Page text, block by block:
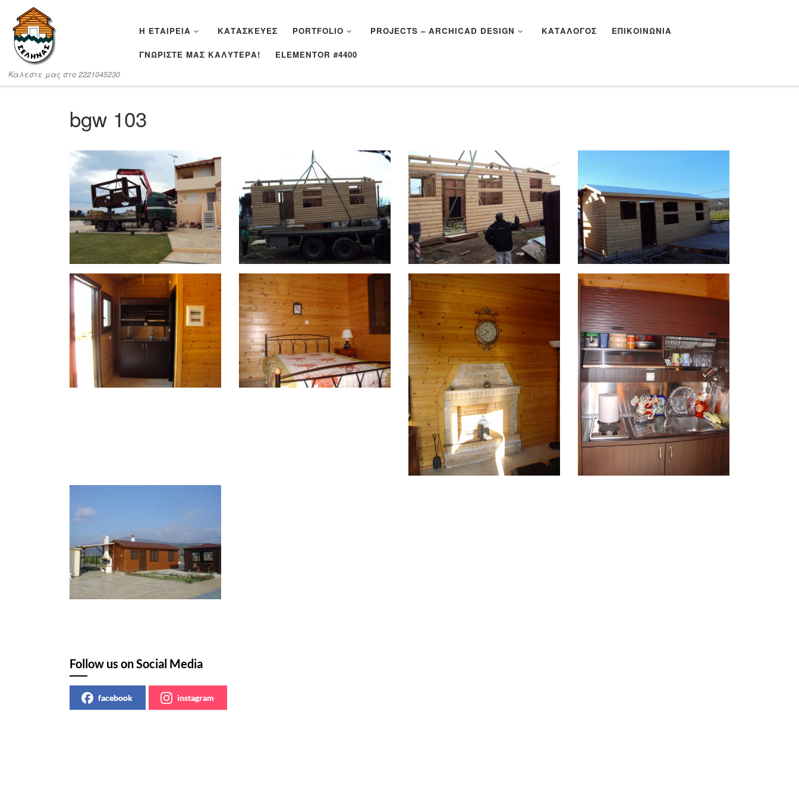
Μετάβαση στο περιεχόμενο
Καλεστε μας στο 2221045230
Η ΕΤΑΙΡΕΊΑ ΚΑΤΑΣΚΕΥΈΣ PORTFOLIO PROJECTS – ARCHICAD DESIGN ΚΑΤΆΛΟΓΟΣ ΕΠΙΚΟΙΝΩΝΊΑ
ΓΝΩΡΙΣΤΕ ΜΑΣ ΚΑΛΥΤΕΡΑ! ELEMENTOR #4400
bgw 103
Follow us on Social Media
facebook instagram